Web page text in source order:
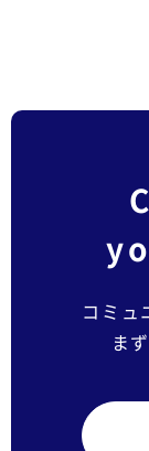
コミュ
ま